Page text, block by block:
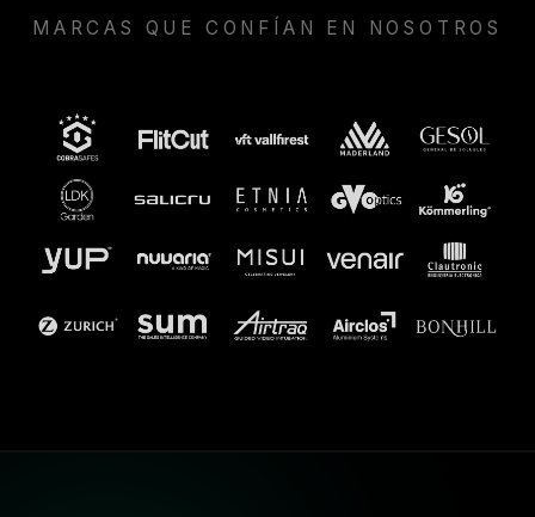
MARCAS QUE CONFÍAN EN NOSOTROS